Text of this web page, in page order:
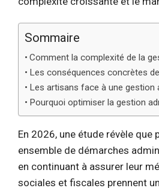
Sommaire
Comment la complexité de la
Les conséquences concrètes
Les artisans face à une gestion
Pourquoi optimiser la gestion
En 2026, une étude révèle
ensemble de démarches
en continuant à assurer leur
sociales et fiscales prennent